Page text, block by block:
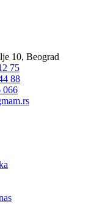
10, Beograd
75
88
066